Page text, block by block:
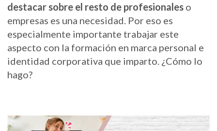
destacar sobre el resto de profesionales o
empresas es una necesidad. Por eso es
especialmente importante trabajar este
aspecto con la formación en marca personal e
identidad corporativa que imparto. ¿Cómo lo
hago?